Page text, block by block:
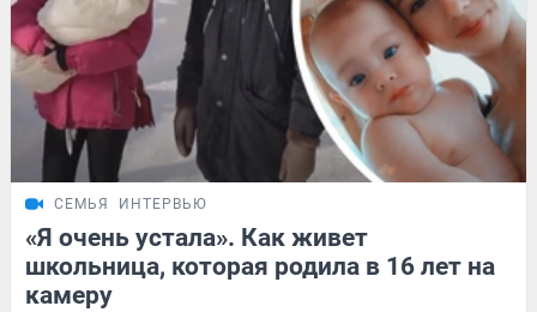
СЕМЬЯ ИНТЕРВЬЮ
«Я очень устала». Как живет
школьница, которая родила в 16 лет на
камеру